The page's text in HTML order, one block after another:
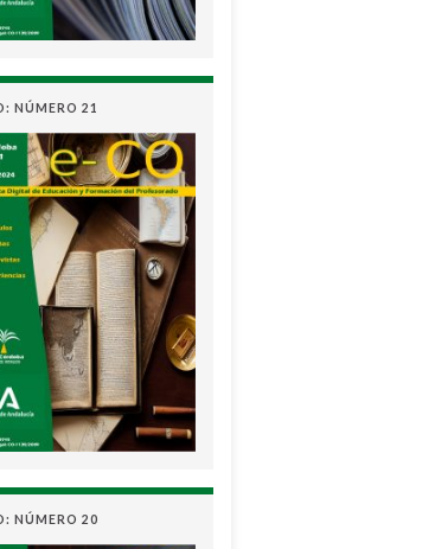
NÚMERO 21
NÚMERO 20